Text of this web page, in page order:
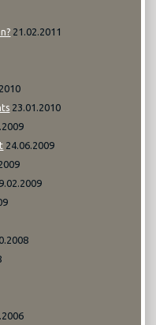
21.02.2011
23.01.2010
24.06.2009